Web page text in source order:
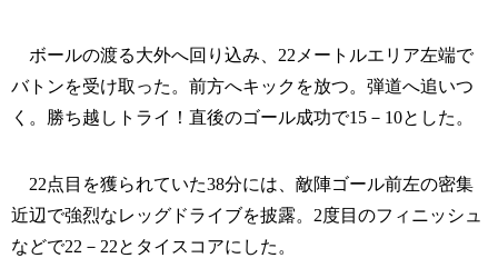
ボールの渡る大外へ回り込み、22メートルエリア左端で
バトンを受け取った。前方へキックを放つ。弾道へ追いつ
く。勝ち越しトライ！直後のゴール成功で15－10とした。
22点目を獲られていた38分には、敵陣ゴール前左の密集
近辺で強烈なレッグドライブを披露。2度目のフィニッシュ
などで22－22とタイスコアにした。